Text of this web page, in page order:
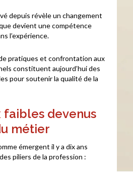
depuis révèle un changement
devient une compétence
l’expérience.
pratiques et confrontation aux
constituent aujourd’hui des
pour soutenir la qualité de la
faibles devenus
métier
émergent il y a dix ans
piliers de la profession :